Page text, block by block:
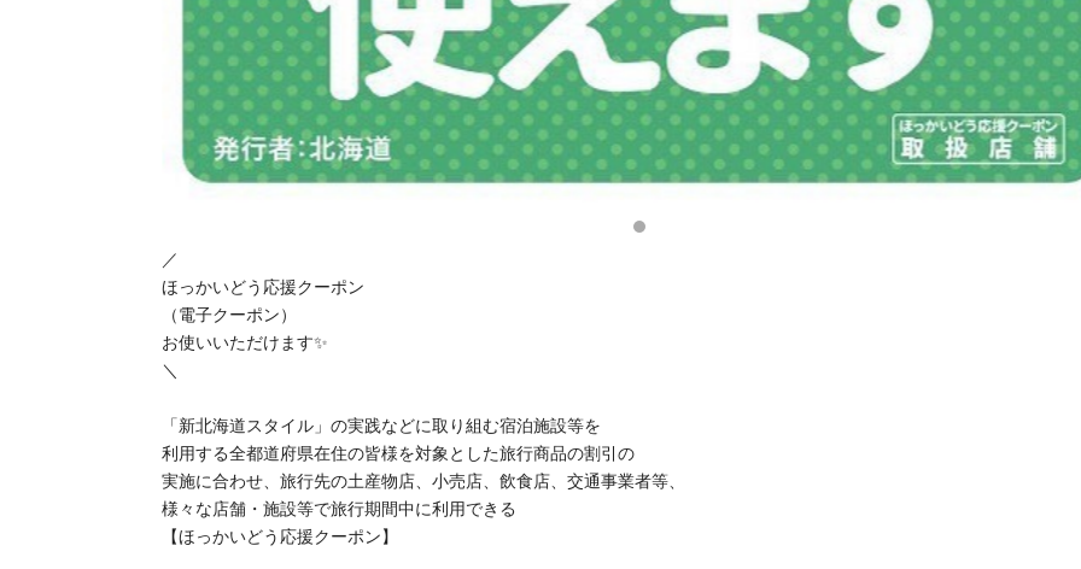
／
ほっかいどう応援クーポン
（電子クーポン）
お使いいただけます✨
＼
「新北海道スタイル」の実践などに取り組む宿泊施設等を
利用する全都道府県在住の皆様を対象とした旅行商品の割引の
実施に合わせ、旅行先の土産物店、小売店、飲食店、交通事業者等、
様々な店舗・施設等で旅行期間中に利用できる
【ほっかいどう応援クーポン】